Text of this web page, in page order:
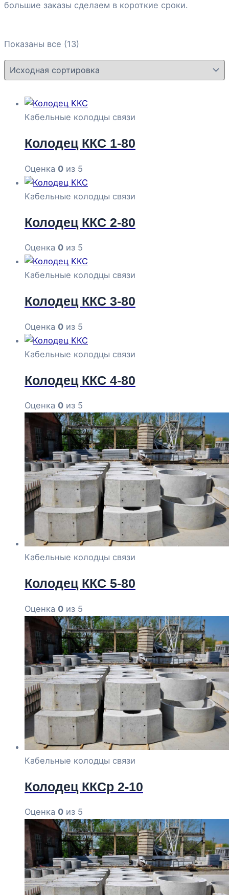
большие заказы сделаем в короткие сроки.
Показаны все (13)
Кабельные колодцы связи
Колодец ККС 1-80
Оценка 0 из 5
Кабельные колодцы связи
Колодец ККС 2-80
Оценка 0 из 5
Кабельные колодцы связи
Колодец ККС 3-80
Оценка 0 из 5
Кабельные колодцы связи
Колодец ККС 4-80
Оценка 0 из 5
Кабельные колодцы связи
Колодец ККС 5-80
Оценка 0 из 5
Кабельные колодцы связи
Колодец ККСр 2-10
Оценка 0 из 5